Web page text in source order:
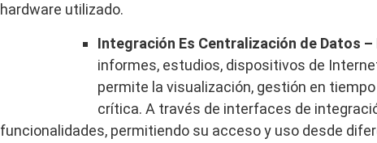
hardware utilizado.
Integración Es Centralización de Datos –
informes, estudios, dispositivos de
permite la visualización, gestión en
crítica. A través de interfaces de
funcionalidades, permitiendo su acceso y uso desde